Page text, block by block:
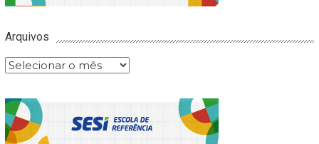
Arquivos
Arquivos